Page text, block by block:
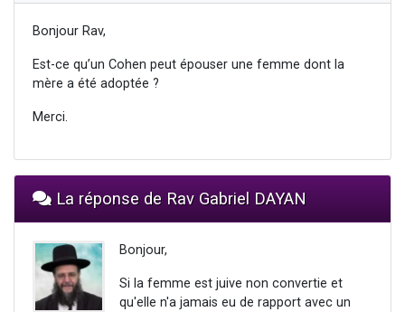
Bonjour Rav,
Est-ce qu’un Cohen peut épouser une femme dont la
mère a été adoptée ?
Merci.
La réponse de Rav Gabriel DAYAN
Bonjour,
Si la femme est juive non convertie et
qu'elle n'a jamais eu de rapport avec un